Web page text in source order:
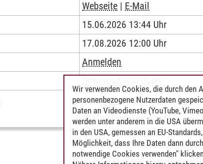
Webseite | E-Mail
15.06.2026 13:44 Uhr
17.08.2026 12:00 Uhr
Anmelden
Wir verwenden Cookies, die durch den
personenbezogene Nutzerdaten
Daten an Videodienste (YouTube,
werden unter anderem in die USA
in den USA, gemessen an EU-
Möglichkeit, dass Ihre Daten dann
notwendige Cookies verwenden"